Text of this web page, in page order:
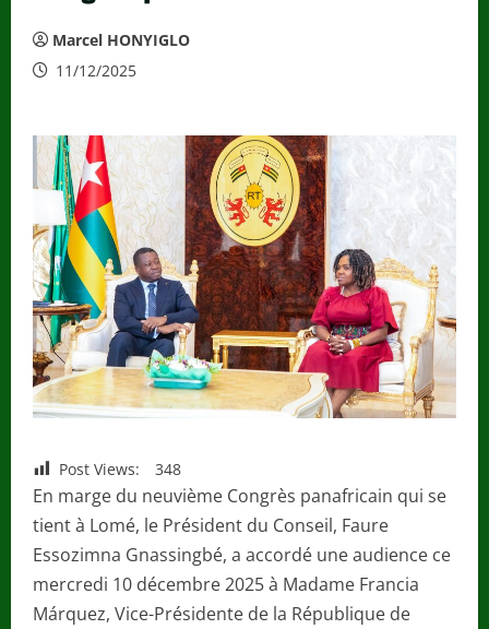
Marcel HONYIGLO
11/12/2025
Post Views: 348
En marge du neuvième Congrès panafricain qui se
tient à Lomé, le Président du Conseil, Faure
Essozimna Gnassingbé, a accordé une audience ce
mercredi 10 décembre 2025 à Madame Francia
Márquez, Vice-Présidente de la République de